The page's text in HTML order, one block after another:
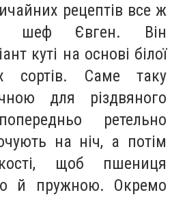
рецептів все ж
шеф Євген. Він
куті на основі білої
сортів. Саме таку
для різдвяного
ретельно
на ніч, а потім
щоб пшениця
й пружною. Окремо